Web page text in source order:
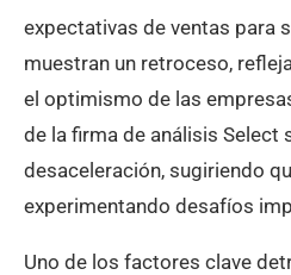
expectativas de ventas para
muestran un retroceso,
el optimismo de las
de la firma de análisis Select
desaceleración, sugiriendo
experimentando desafíos
Uno de los factores clave